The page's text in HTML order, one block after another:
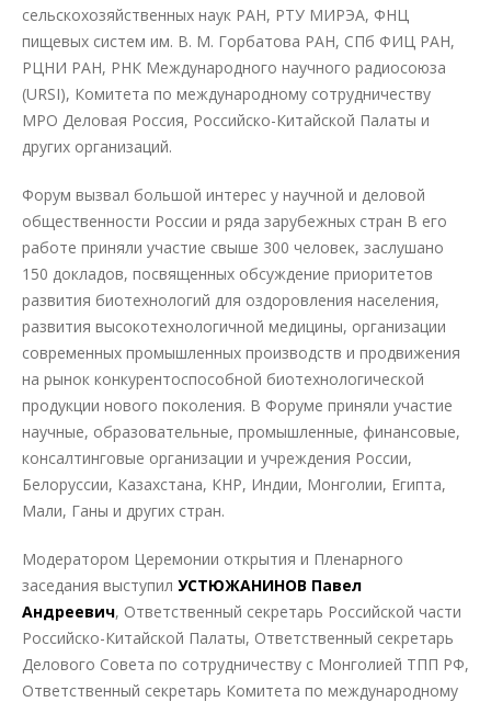
сельскохозяйственных наук РАН, РТУ МИРЭА, ФНЦ
пищевых систем им. В. М. Горбатова РАН, СПб ФИЦ РАН,
РЦНИ РАН, РНК Международного научного радиосоюза
(URSI), Комитета по международному сотрудничеству
МРО Деловая Россия, Российско-Китайской Палаты и
других организаций.
Форум вызвал большой интерес у научной и деловой
общественности России и ряда зарубежных стран В его
работе приняли участие свыше 300 человек, заслушано
150 докладов, посвященных обсуждение приоритетов
развития биотехнологий для оздоровления населения,
развития высокотехнологичной медицины, организации
современных промышленных производств и продвижения
на рынок конкурентоспособной биотехнологической
продукции нового поколения. В Форуме приняли участие
научные, образовательные, промышленные, финансовые,
консалтинговые организации и учреждения России,
Белоруссии, Казахстана, КНР, Индии, Монголии, Египта,
Мали, Ганы и других стран.
Модератором Церемонии открытия и Пленарного
заседания выступил УСТЮЖАНИНОВ Павел
Андреевич, Ответственный секретарь Российской части
Российско-Китайской Палаты, Ответственный секретарь
Делового Совета по сотрудничеству с Монголией ТПП РФ,
Ответственный секретарь Комитета по международному